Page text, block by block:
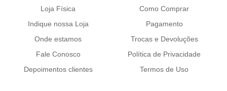
Loja Física
Indique nossa Loja
Onde estamos
Fale Conosco
Depoimentos clientes
Como Comprar
Pagamento
Trocas e Devoluções
Política de Privacidade
Termos de Uso